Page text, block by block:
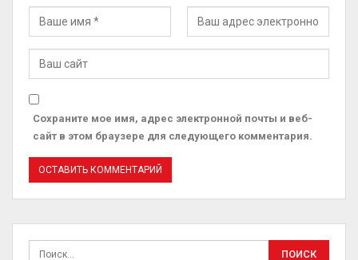
Сохраните мое имя, адрес электронной почты и веб-
сайт в этом браузере для следующего комментария.